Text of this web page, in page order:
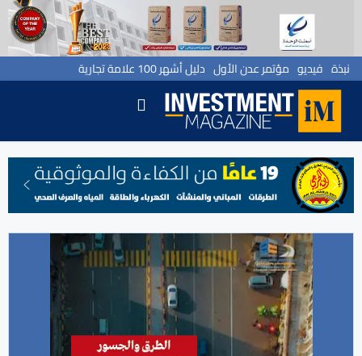
نبذة فيديو مؤتمر عدن الأول دليل أشهر 100 علامة تجارية